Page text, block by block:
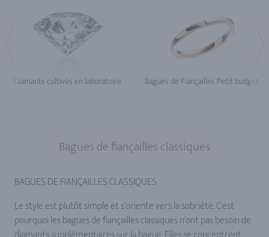
Diamants cultivés en laboratoire Bagues de Fiançailles Petit budget
Bagues de fiançailles classiques
BAGUES DE FIANÇAILLES CLASSIQUES
Le style est plutôt simple et s'oriente vers la sobriété. C'est
pourquoi les bagues de fiançailles classiques n'ont pas besoin de